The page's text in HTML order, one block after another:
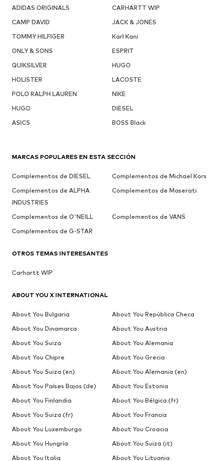
ADIDAS ORIGINALS
CARHARTT WIP
CAMP DAVID
JACK & JONES
TOMMY HILFIGER
Karl Kani
ONLY & SONS
ESPRIT
QUIKSILVER
HUGO
HOLISTER
LACOSTE
POLO RALPH LAUREN
NIKE
HUGO
DIESEL
ASICS
BOSS Black
MARCAS POPULARES EN ESTA SECCIÓN
Complementos de DIESEL
Complementos de Michael Kors
Complementos de ALPHA
INDUSTRIES
Complementos de Maserati
Complementos de O'NEILL
Complementos de VANS
Complementos de G-STAR
OTROS TEMAS INTERESANTES
Carhartt WIP
ABOUT YOU X INTERNATIONAL
About You Bulgaria
About You República Checa
About You Dinamarca
About You Austria
About You Suiza
About You Alemania
About You Chipre
About You Grecia
About You Suiza (en)
About You Alemania (en)
About You Países Bajos (de)
About You Estonia
About You Finlandia
About You Bélgica (fr)
About You Suiza (fr)
About You Francia
About You Luxemburgo
About You Croacia
About You Hungría
About You Suiza (it)
About You Italia
About You Lituania